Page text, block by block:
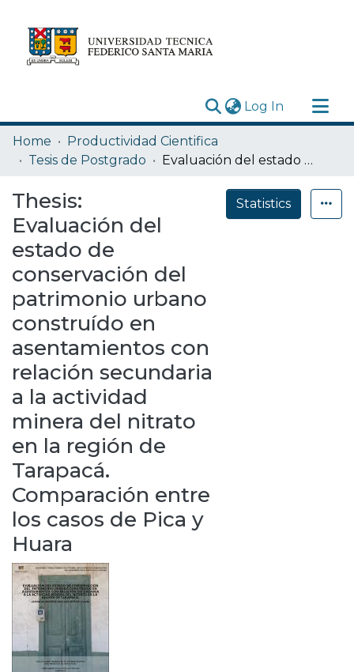
Log In (current)
Research Outputs
Statistics
Depósito
Home
Productividad Cientifica
Tesis de Postgrado
Evaluación del estado de conservación del patrimonio urbano construído en asentamientos con relación secundaria a la actividad minera del nitrato en la región de Tarapacá. Comparación entre los casos de Pica y Huara
Thesis:
Evaluación del
estado de
conservación del
patrimonio urbano
construído en
asentamientos con
relación secundaria
a la actividad
minera del nitrato
en la región de
Tarapacá.
Comparación entre
los casos de Pica y
Huara
Statistics